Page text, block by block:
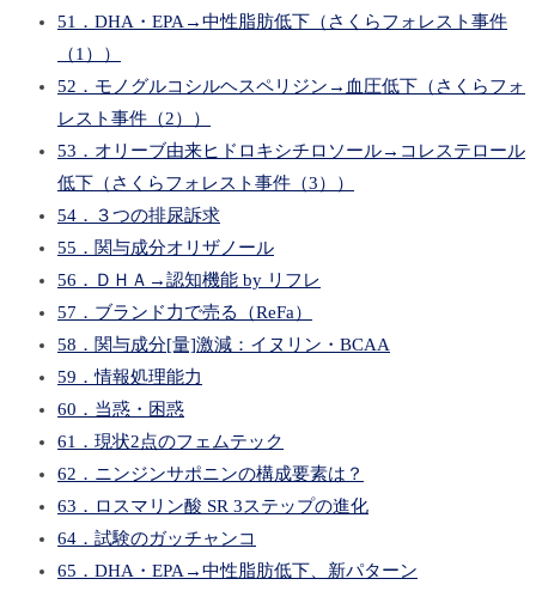
51．DHA・EPA→中性脂肪低下（さくらフォレスト事件
（1））
52．モノグルコシルヘスペリジン→血圧低下（さくらフォ
レスト事件（2））
53．オリーブ由来ヒドロキシチロソール→コレステロール
低下（さくらフォレスト事件（3））
54．３つの排尿訴求
55．関与成分オリザノール
56．ＤＨＡ→認知機能 by リフレ
57．ブランド力で売る（ReFa）
58．関与成分[量]激減：イヌリン・BCAA
59．情報処理能力
60．当惑・困惑
61．現状2点のフェムテック
62．ニンジンサポニンの構成要素は？
63．ロスマリン酸 SR 3ステップの進化
64．試験のガッチャンコ
65．DHA・EPA→中性脂肪低下、新パターン